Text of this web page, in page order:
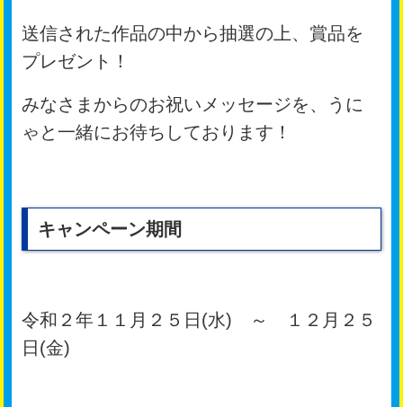
送信された作品の中から抽選の上、賞品を
プレゼント！
みなさまからのお祝いメッセージを、うに
ゃと一緒にお待ちしております！
キャンペーン期間
令和２年１１月２５日(水) ～ １２月２５
日(金)